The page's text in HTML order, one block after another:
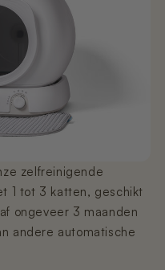
zelfreinigende
1 tot 3 katten, geschikt
ongeveer 3 maanden
andere automatische